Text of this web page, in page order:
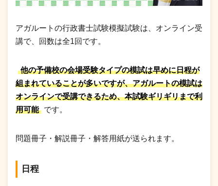
アガルートの行政書士試験模擬試験は、オンライン受
講で、回数は全1回です。
他の予備校の会場受験タイプの模試は早めに日程が
組まれていることが多いですが、アガルートの模試は
オンラインで受講できるため、本試験ギリギリまで利
用可能
です。
問題冊子・解説冊子・解答用紙が送られます。
日程